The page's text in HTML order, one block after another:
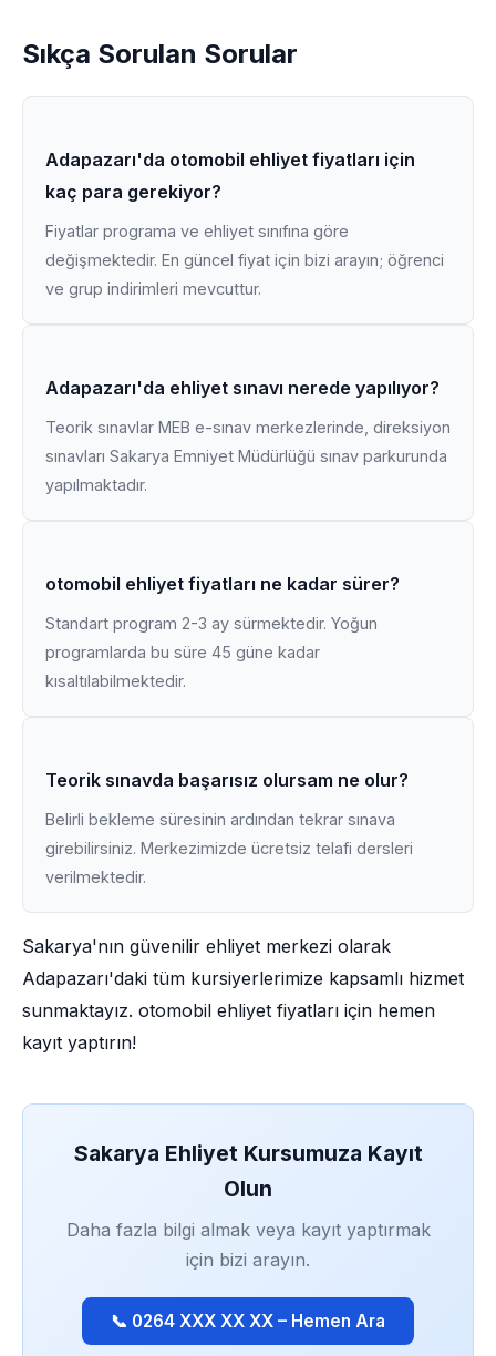
Sıkça Sorulan Sorular
Adapazarı'da otomobil ehliyet fiyatları için
kaç para gerekiyor?
Fiyatlar programa ve ehliyet sınıfına göre
değişmektedir. En güncel fiyat için bizi arayın; öğrenci
ve grup indirimleri mevcuttur.
Adapazarı'da ehliyet sınavı nerede yapılıyor?
Teorik sınavlar MEB e-sınav merkezlerinde, direksiyon
sınavları Sakarya Emniyet Müdürlüğü sınav parkurunda
yapılmaktadır.
otomobil ehliyet fiyatları ne kadar sürer?
Standart program 2-3 ay sürmektedir. Yoğun
programlarda bu süre 45 güne kadar
kısaltılabilmektedir.
Teorik sınavda başarısız olursam ne olur?
Belirli bekleme süresinin ardından tekrar sınava
girebilirsiniz. Merkezimizde ücretsiz telafi dersleri
verilmektedir.
Sakarya'nın güvenilir ehliyet merkezi olarak
Adapazarı'daki tüm kursiyerlerimize kapsamlı hizmet
sunmaktayız. otomobil ehliyet fiyatları için hemen
kayıt yaptırın!
Sakarya Ehliyet Kursumuza Kayıt
Olun
Daha fazla bilgi almak veya kayıt yaptırmak
için bizi arayın.
📞 0264 XXX XX XX – Hemen Ara